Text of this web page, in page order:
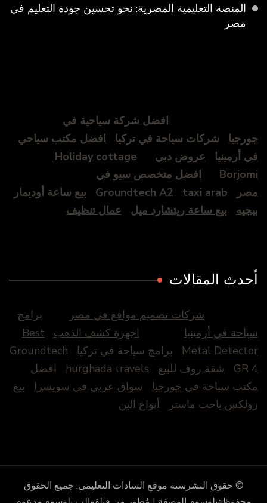
المنصة التعليمية المصرية: نحو تحسين جودة التعليم في
مصر
افضل شركة سياحية في
جورجيا
شركات سياحة في تركيا
افضل مكتب سياحي
في أرمينيا
عروض دبي
Holiday cottage
Borjomi
افضل متخصص سيو في
مصر
Groundtech A2 taxi arab
بيع ساعة أوديمار
بيجيه
بيع ساعة ريتشارد ميل عمال تنظيف
أحدث المقالات
شركات تصميم مواقع في مصر
برامج
سياحة في أرمينيا
اجهزة كشف الذهب
Best
Metal Detector
برامج سياحة في تركيا
Groundtech
GR 4
شقة روف للبيع hurghada travels
افضل
مكتب سياحة في جورجيا
سواق عربي في سويسرا
بيع
رولكس ياخت ماستر
أنواع البن
© حقوق النشرسنة موقع السادات التعليمى. جميع الحقوق